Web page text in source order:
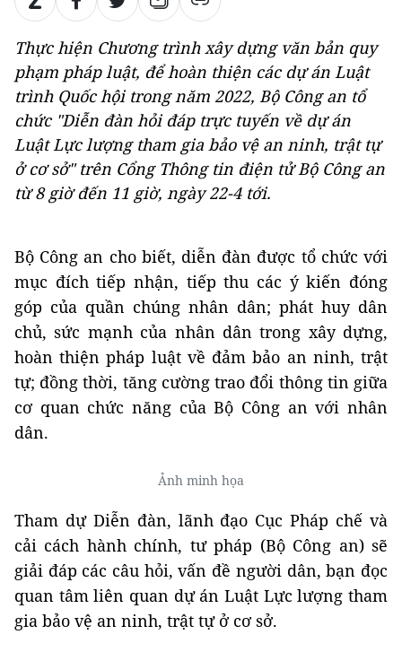
Thực hiện Chương trình xây dựng văn bản quy
phạm pháp luật, để hoàn thiện các dự án Luật
trình Quốc hội trong năm 2022, Bộ Công an tổ
chức "Diễn đàn hỏi đáp trực tuyến về dự án
Luật Lực lượng tham gia bảo vệ an ninh, trật tự
ở cơ sở" trên Cổng Thông tin điện tử Bộ Công an
từ 8 giờ đến 11 giờ, ngày 22-4 tới.
Bộ Công an cho biết, diễn đàn được tổ chức với
mục đích tiếp nhận, tiếp thu các ý kiến đóng
góp của quần chúng nhân dân; phát huy dân
chủ, sức mạnh của nhân dân trong xây dựng,
hoàn thiện pháp luật về đảm bảo an ninh, trật
tự; đồng thời, tăng cường trao đổi thông tin giữa
cơ quan chức năng của Bộ Công an với nhân
dân.
Ảnh minh họa
Tham dự Diễn đàn, lãnh đạo Cục Pháp chế và
cải cách hành chính, tư pháp (Bộ Công an) sẽ
giải đáp các câu hỏi, vấn đề người dân, bạn đọc
quan tâm liên quan dự án Luật Lực lượng tham
gia bảo vệ an ninh, trật tự ở cơ sở.